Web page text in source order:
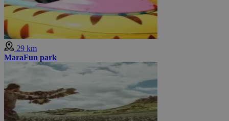
29 km
MaraFun park